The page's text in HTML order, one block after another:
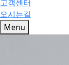
고객센터
오시는길
Menu